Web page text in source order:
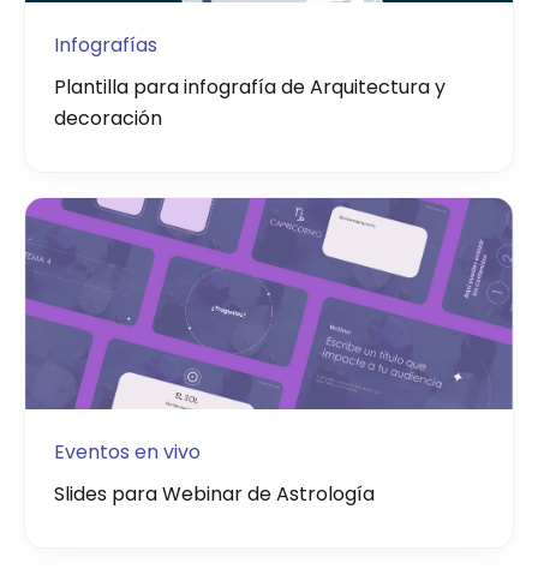
Infografías
Plantilla para infografía de Arquitectura y
decoración
Eventos en vivo
Slides para Webinar de Astrología